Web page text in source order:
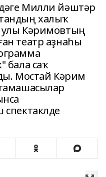
Милли йәштәр
халыҡ
Кәримовтың
театр аҙнаһы
бала саҡ
Мостай Кәрим